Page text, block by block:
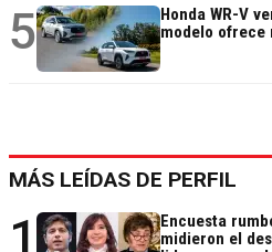
5
Honda WR-V
modelo ofrece
MÁS LEÍDAS DE PERFIL
1
Encuesta
midieron el